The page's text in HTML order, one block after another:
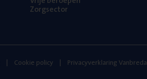
Zorg­sec­tor
Cookie policy Privacyverklaring Vanbreda